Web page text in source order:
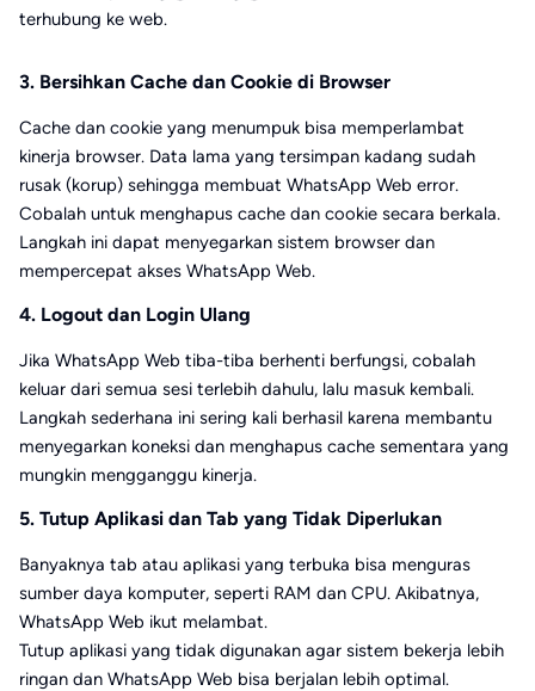
terhubung ke web.
3. Bersihkan Cache dan Cookie di Browser
Cache dan cookie yang menumpuk bisa memperlambat
kinerja browser. Data lama yang tersimpan kadang sudah
rusak (korup) sehingga membuat WhatsApp Web error.
Cobalah untuk menghapus cache dan cookie secara berkala.
Langkah ini dapat menyegarkan sistem browser dan
mempercepat akses WhatsApp Web.
4. Logout dan Login Ulang
Jika WhatsApp Web tiba-tiba berhenti berfungsi, cobalah
keluar dari semua sesi terlebih dahulu, lalu masuk kembali.
Langkah sederhana ini sering kali berhasil karena membantu
menyegarkan koneksi dan menghapus cache sementara yang
mungkin mengganggu kinerja.
5. Tutup Aplikasi dan Tab yang Tidak Diperlukan
Banyaknya tab atau aplikasi yang terbuka bisa menguras
sumber daya komputer, seperti RAM dan CPU. Akibatnya,
WhatsApp Web ikut melambat.
Tutup aplikasi yang tidak digunakan agar sistem bekerja lebih
ringan dan WhatsApp Web bisa berjalan lebih optimal.